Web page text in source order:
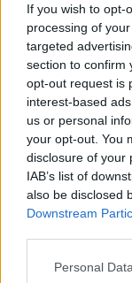
If you wish to opt-
processing of
targeted
section to confirm
opt-out request is
interest-based
us or personal
your opt-out. You
disclosure of your
IAB’s list of
also be disclosed
Downstream
Please note that
Personal
πολυγαμία
Πολύ χρόνο.
και χρόνο για
φροντίδα,
ανέμελη
βλέπει απ’ έξω
σεξ με όλους.
μηνύματα,
ευθύνες,
χρόνο ούτε